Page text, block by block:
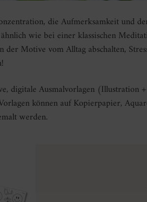
die Aufmerksamkeit und
wie bei einer klassischen
der Motive vom Alltag abschalten,
digitale Ausmalvorlagen (Illustration
können auf Kopierpapier,
werden.